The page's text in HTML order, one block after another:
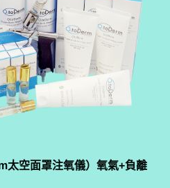
太空面罩注氧儀）氧氣+負離